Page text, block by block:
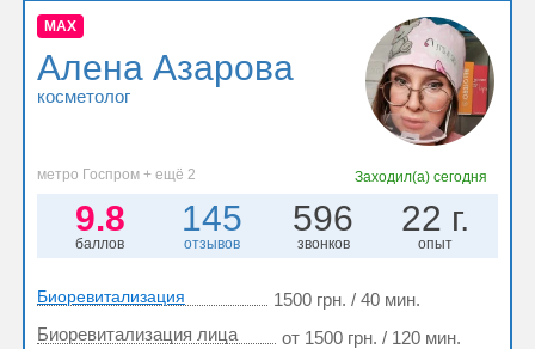
MAX
Алена Азарова
косметолог
метро Госпром + ещё 2 Заходил(а)сегодня
9.8
баллов
145
отзывов
596
звонков
22 г.
опыт
Биоревитализация
1500 грн. / 40 мин.
Биоревитализация лица
от 1500 грн. / 120 мин.